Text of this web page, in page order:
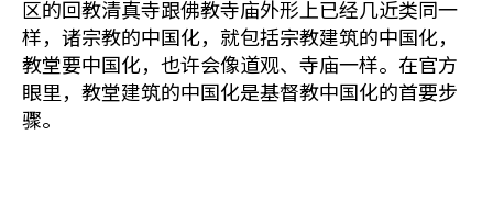
区的回教清真寺跟佛教寺庙外形上已经几近类同一
样，诸宗教的中国化，就包括宗教建筑的中国化，
教堂要中国化，也许会像道观、寺庙一样。在官方
眼里，教堂建筑的中国化是基督教中国化的首要步
骤。